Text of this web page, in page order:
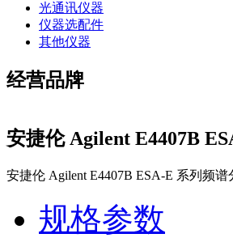
光通讯仪器
仪器选配件
其他仪器
经营品牌
安捷伦 Agilent E4407B
安捷伦 Agilent E4407B ESA-E 系列频
规格参数